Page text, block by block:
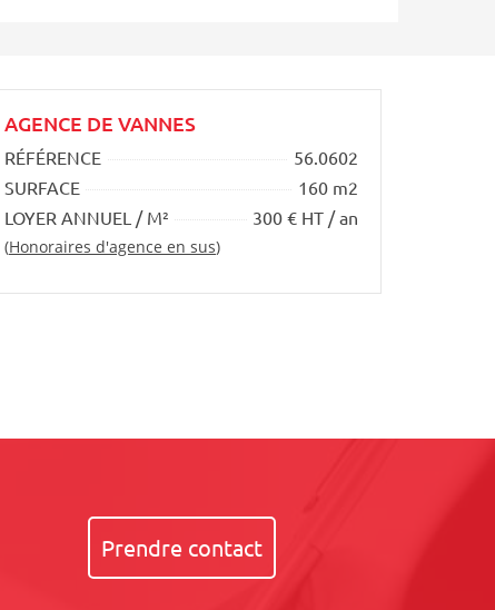
AGENCE DE VANNES
RÉFÉRENCE
56.0602
SURFACE
160 m2
LOYER ANNUEL / M²
300 € HT / an
(Honoraires d'agence en sus)
Prendre contact